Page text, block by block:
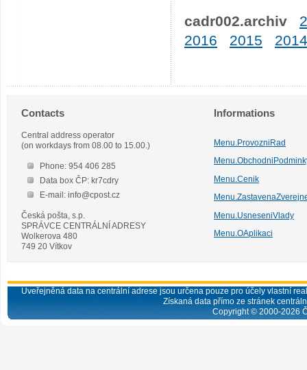
cadr002.archiv
2016
2015 2014
Contacts
Central address operator
(on workdays from 08.00 to 15.00.)
Phone: 954 406 285
Data box ČP: kr7cdry
E-mail: info@cpost.cz
Česká pošta, s.p.
SPRÁVCE CENTRÁLNÍ ADRESY
Wolkerova 480
749 20 Vítkov
Informations
Menu.ProvozniRad
Menu.Cenik
Menu.UsneseniVlady
Menu.OAplikaci
Uveřejněná data na centrální adrese jsou určena pouze pro účely vlastní
Získaná data přímo ze stránek
Copyright © 2000-2026